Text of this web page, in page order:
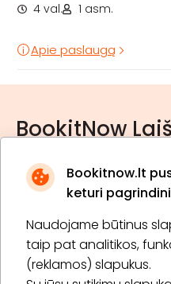
Bookitnow.lt
keturi
Naudojame būtinus
taip pat analitikos,
(reklamos) slapukus.
4 val.
1 asm.
Apie paslaugą
BookitNow
* Susipažinau su